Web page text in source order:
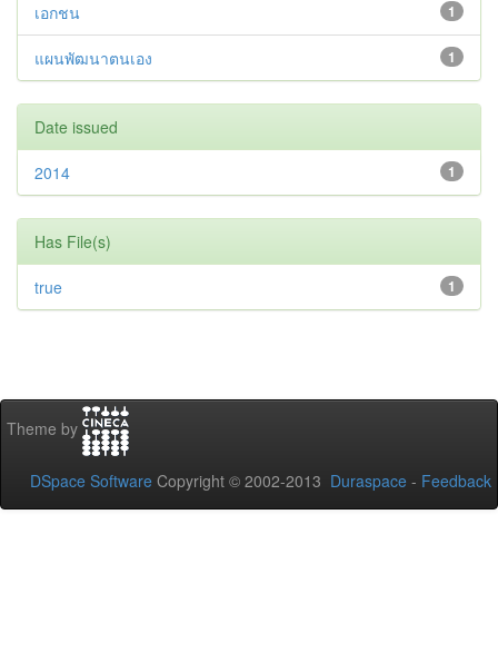
1
เอกชน
1
แผนพัฒนาตนเอง
Date issued
1
2014
Has File(s)
1
true
Theme by
DSpace Software Copyright © 2002-2013 Duraspace - Feedback